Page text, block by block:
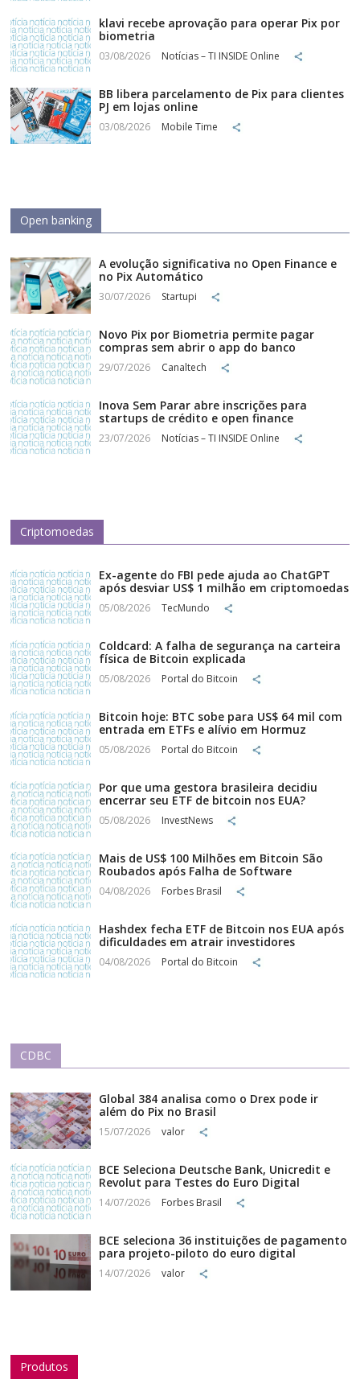
klavi recebe aprovação para operar Pix por
biometria
03/08/2026 Notícias – TI INSIDE Online
BB libera parcelamento de Pix para clientes
PJ em lojas online
03/08/2026 Mobile Time
Open banking
A evolução significativa no Open Finance e
no Pix Automático
30/07/2026 Startupi
Novo Pix por Biometria permite pagar
compras sem abrir o app do banco
29/07/2026 Canaltech
Inova Sem Parar abre inscrições para
startups de crédito e open finance
23/07/2026 Notícias – TI INSIDE Online
Criptomoedas
Ex-agente do FBI pede ajuda ao ChatGPT
após desviar US$ 1 milhão em criptomoedas
05/08/2026 TecMundo
Coldcard: A falha de segurança na carteira
física de Bitcoin explicada
05/08/2026 Portal do Bitcoin
Bitcoin hoje: BTC sobe para US$ 64 mil com
entrada em ETFs e alívio em Hormuz
05/08/2026 Portal do Bitcoin
Por que uma gestora brasileira decidiu
encerrar seu ETF de bitcoin nos EUA?
05/08/2026 InvestNews
Mais de US$ 100 Milhões em Bitcoin São
Roubados após Falha de Software
04/08/2026 Forbes Brasil
Hashdex fecha ETF de Bitcoin nos EUA após
dificuldades em atrair investidores
04/08/2026 Portal do Bitcoin
CDBC
Global 384 analisa como o Drex pode ir
além do Pix no Brasil
15/07/2026 valor
BCE Seleciona Deutsche Bank, Unicredit e
Revolut para Testes do Euro Digital
14/07/2026 Forbes Brasil
BCE seleciona 36 instituições de pagamento
para projeto-piloto do euro digital
14/07/2026 valor
Produtos